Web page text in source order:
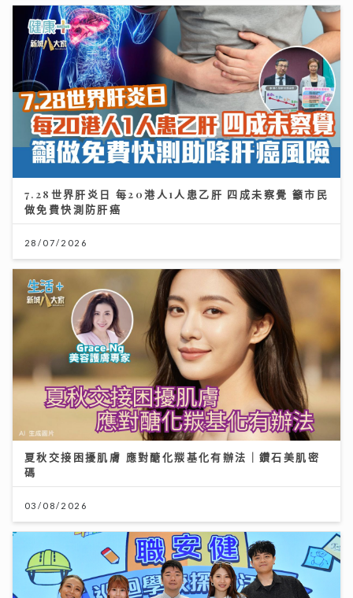
7.28世界肝炎日 每20港人1人患乙肝 四成未察覺 籲市民
做免費快測防肝癌
28/07/2026
夏秋交接困擾肌膚 應對醣化羰基化有辦法｜鑽石美肌密
碼
03/08/2026